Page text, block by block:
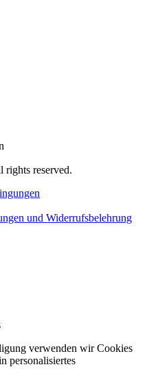
rights reserved.
und Widerrufsbelehrung
verwenden wir Cookies
personalisiertes